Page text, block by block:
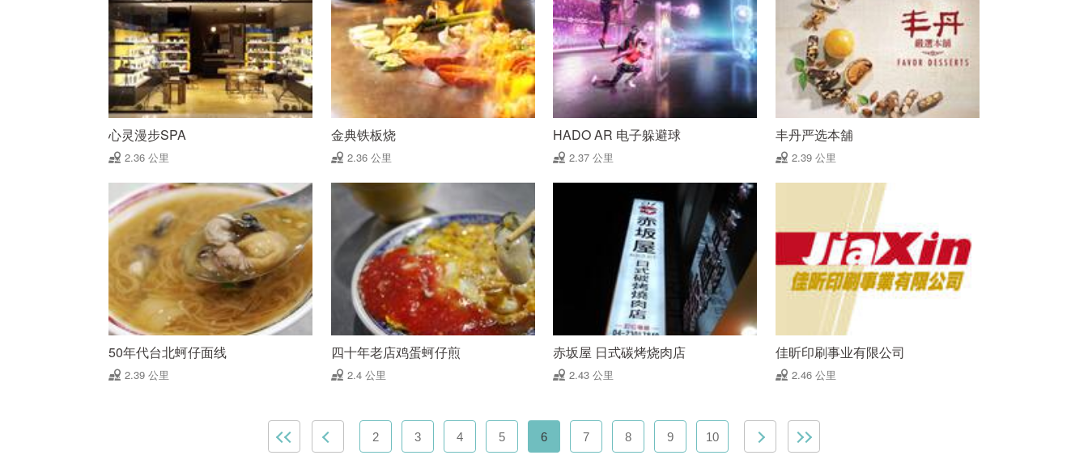
心灵漫步SPA
2.36 公里
金典铁板烧
2.36 公里
HADO AR 电子躲避球
2.37 公里
丰丹严选本舖
2.39 公里
50年代台北蚵仔面线
2.39 公里
四十年老店鸡蛋蚵仔煎
2.4 公里
赤坂屋 日式碳烤烧肉店
2.43 公里
佳昕印刷事业有限公司
2.46 公里
2 3 4 5 6 7 8 9 10